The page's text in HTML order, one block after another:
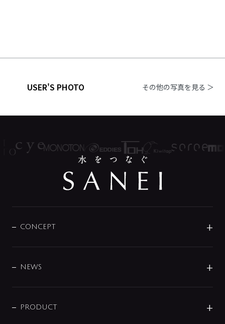
USER'S PHOTO その他の写真を見る ＞
CONCEPT
DESIGN
NEWS
商品に関して
PRODUCT